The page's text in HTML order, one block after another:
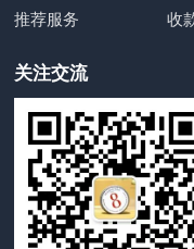
推荐服务
收
关注交流